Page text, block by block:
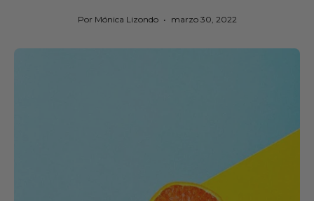
Por Mónica Lizondo marzo 30, 2022